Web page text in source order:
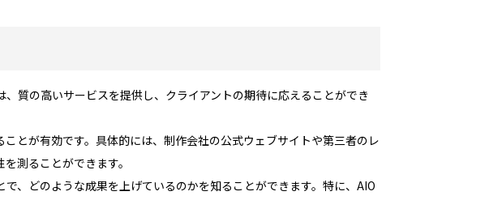
質の高いサービスを提供し、クライアントの期待に応えることができ
とが有効です。具体的には、制作会社の公式ウェブサイトや第三者のレ
測ることができます。
、どのような成果を上げているのかを知ることができます。特に、AIO